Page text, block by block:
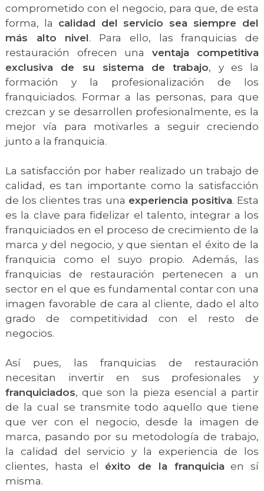
comprometido con el negocio, para que, de esta
forma, la calidad del servicio sea siempre del
más alto nivel. Para ello, las franquicias de
restauración ofrecen una ventaja competitiva
exclusiva de su sistema de trabajo, y es la
formación y la profesionalización de los
franquiciados. Formar a las personas, para que
crezcan y se desarrollen profesionalmente, es la
mejor vía para motivarles a seguir creciendo
junto a la franquicia.
La satisfacción por haber realizado un trabajo de
calidad, es tan importante como la satisfacción
de los clientes tras una experiencia positiva. Esta
es la clave para fidelizar el talento, integrar a los
franquiciados en el proceso de crecimiento de la
marca y del negocio, y que sientan el éxito de la
franquicia como el suyo propio. Además, las
franquicias de restauración pertenecen a un
sector en el que es fundamental contar con una
imagen favorable de cara al cliente, dado el alto
grado de competitividad con el resto de
negocios.
Así pues, las franquicias de restauración
necesitan invertir en sus profesionales y
franquiciados, que son la pieza esencial a partir
de la cual se transmite todo aquello que tiene
que ver con el negocio, desde la imagen de
marca, pasando por su metodología de trabajo,
la calidad del servicio y la experiencia de los
clientes, hasta el éxito de la franquiciaen sí
misma.